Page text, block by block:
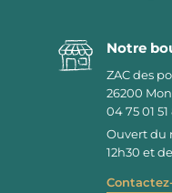
Notre
ZAC des
26200
04 75 01 51
Ouvert du
12h30 et